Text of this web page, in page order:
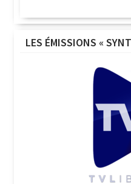
LES ÉMISSIONS «